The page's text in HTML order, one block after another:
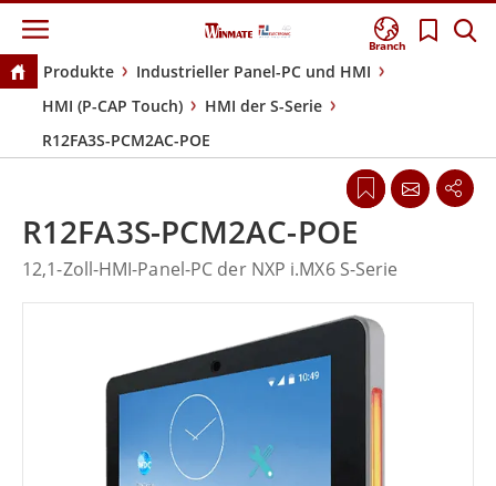
Branch
Produkte
Industrieller Panel-PC und HMI
HMI (P-CAP Touch)
HMI der S-Serie
R12FA3S-PCM2AC-POE
R12FA3S-PCM2AC-POE
12,1-Zoll-HMI-Panel-PC der NXP i.MX6 S-Serie